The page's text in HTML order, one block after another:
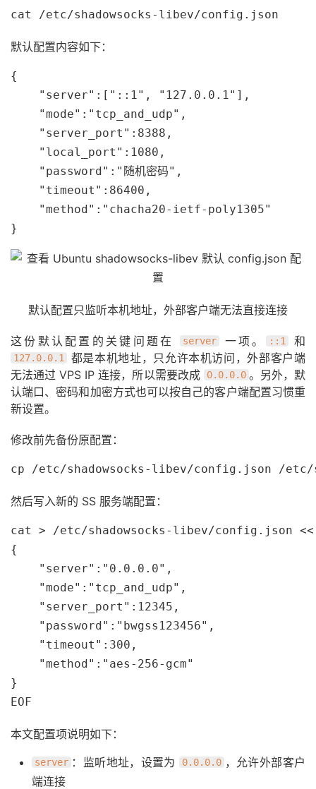
cat /etc/shadowsocks-libev/config.json
默认配置内容如下：
{
    "server":["::1", "127.0.0.1"],
    "mode":"tcp_and_udp",
    "server_port":8388,
    "local_port":1080,
    "password":"随机密码",
    "timeout":86400,
    "method":"chacha20-ietf-poly1305"
}
默认配置只监听本机地址，外部客户端无法直接连接
这份默认配置的关键问题在 server 一项。 ::1 和
127.0.0.1
都是本机地址，只允许本机访问，外部客户端
无法通过 VPS IP 连接，所以需要改成
0.0.0.0 。另外，默
认端口、密码和加密方式也可以按自己的客户端配置习惯重
新设置。
修改前先备份原配置：
cp /etc/shadowsocks-libev/config.json /etc/
然后写入新的 SS 服务端配置：
cat > /etc/shadowsocks-libev/config.json
{
    "server":"0.0.0.0",
    "mode":"tcp_and_udp",
    "server_port":12345,
    "password":"bwgss123456",
    "timeout":300,
    "method":"aes-256-gcm"
}
EOF
本文配置项说明如下：
server ：监听地址，设置为 0.0.0.0 ，允许外部客户
端连接